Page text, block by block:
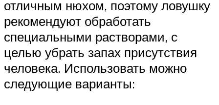
отличным нюхом, поэтому ловушку
рекомендуют обработать
специальными растворами, с
целью убрать запах присутствия
человека. Использовать можно
следующие варианты: